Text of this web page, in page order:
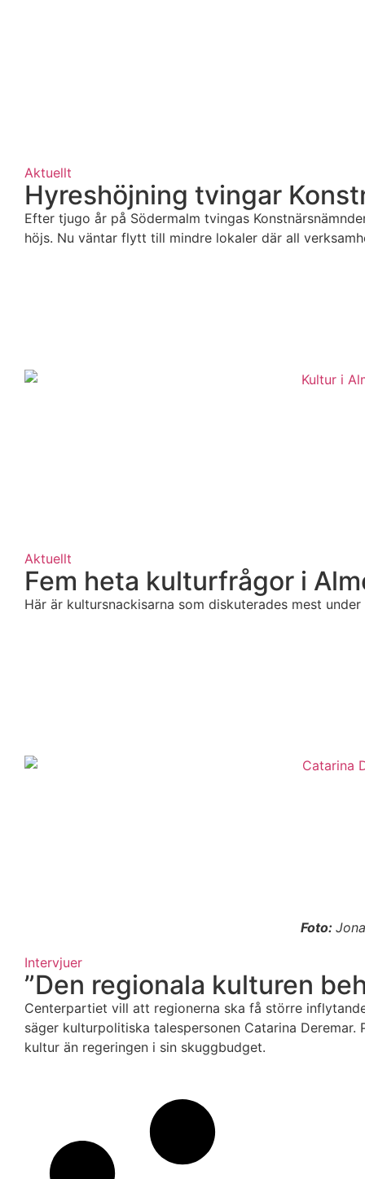
Aktuellt
Hyreshöjning tvingar
Efter tjugo år på Södermalm tvingas
höjs. Nu väntar flytt till mindre lokaler där all
Aktuellt
Fem heta kulturfrågor i
Här är kultursnackisarna som diskuterades mest
Foto:
Intervjuer
”Den regionala kulturen
Centerpartiet vill att regionerna ska få större
säger kulturpolitiska talespersonen Catarina
kultur än regeringen i sin skuggbudget.